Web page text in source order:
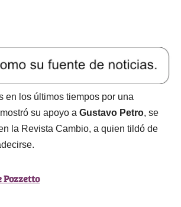
en los últimos tiempos por una
su apoyo a Gustavo Petro, se
la Revista Cambio, a quien tildó de
Pozzetto